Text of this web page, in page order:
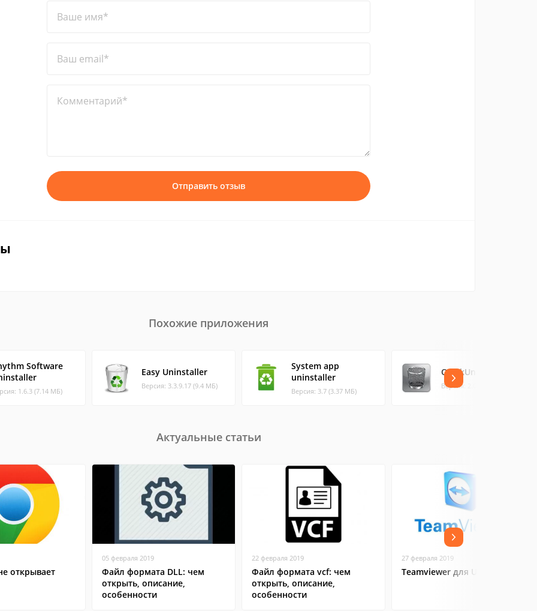
Ваше имя*
Ваш email*
Комментарий*
Отправить отзыв
Похожие приложения
Software
1.6.3 (7.14 МБ)
Easy Uninstaller
Версия: 3.3.9.17 (9.4 МБ)
System app
uninstaller
Версия: 3.7 (3.37 МБ)
QuickUninstaller
Версия: 2.0 (0.17 МБ)
Актуальные статьи
открывает
05 февраля 2019
Файл формата DLL: чем
открыть, описание,
особенности
22 февраля 2019
Файл формата vcf: чем
открыть, описание,
особенности
27 февраля 2019
Teamviewer для Ubuntu